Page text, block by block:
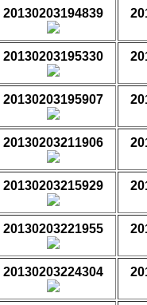
20130203194839
20130203195330
20130203195907
20130203211906
20130203215929
20130203221955
20130203224304